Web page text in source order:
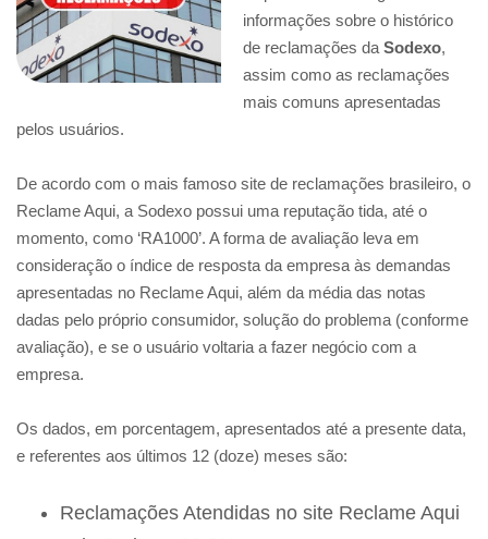
informações sobre o histórico
de reclamações daSodexo,
assim como as reclamações
mais comuns apresentadas
pelos usuários.
De acordo com o mais famoso site de reclamações brasileiro, o
Reclame Aqui, a Sodexo possui uma reputação tida, até o
momento, como ‘RA1000’. A forma de avaliação leva em
consideração o índice de resposta da empresa às demandas
apresentadas no Reclame Aqui, além da média das notas
dadas pelo próprio consumidor, solução do problema (conforme
avaliação), e se o usuário voltaria a fazer negócio com a
empresa.
Os dados, em porcentagem, apresentados até a presente data,
e referentes aos últimos 12 (doze) meses são:
Reclamações Atendidas no site Reclame Aqui